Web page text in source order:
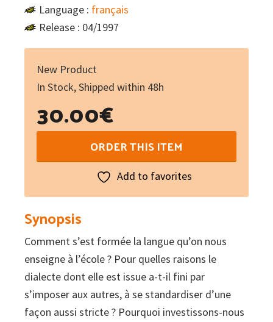
Language : français
Release : 04/1997
New Product
In Stock, Shipped within 48h
30.00€
français
dialecte
devenu
langue
quantity
ORDER THIS ITEM
Add to favorites
Synopsis
Comment s’est formée la langue qu’on nous
enseigne à l’école ? Pour quelles raisons le
dialecte dont elle est issue a-t-il fini par
s’imposer aux autres, à se standardiser d’une
façon aussi stricte ? Pourquoi investissons-nous